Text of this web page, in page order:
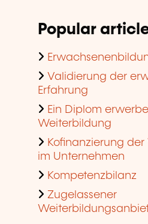
Popular
Validierung der
Erfahrung
Ein Diplom
Weiterbildung
Kofinanzierung
im Unternehmen
Kompetenzbilanz
Zugelassener